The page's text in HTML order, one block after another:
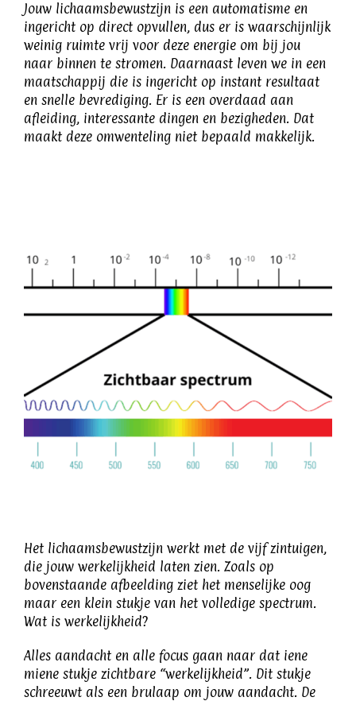
Jouw lichaamsbewustzijn is een automatisme en
ingericht op direct opvullen, dus er is waarschijnlijk
weinig ruimte vrij voor deze energie om bij jou
naar binnen te stromen. Daarnaast leven we in een
maatschappij die is ingericht op instant resultaat
en snelle bevrediging. Er is een overdaad aan
afleiding, interessante dingen en bezigheden. Dat
maakt deze omwenteling niet bepaald makkelijk.
Het lichaamsbewustzijn werkt met de vijf zintuigen,
die jouw werkelijkheid laten zien. Zoals op
bovenstaande afbeelding ziet het menselijke oog
maar een klein stukje van het volledige spectrum.
Wat is werkelijkheid?
Alles aandacht en alle focus gaan naar dat iene
miene stukje zichtbare “werkelijkheid”. Dit stukje
schreeuwt als een brulaap om jouw aandacht. De